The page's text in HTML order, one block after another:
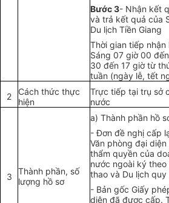
Bước 3- Nhận kết
và trả kết quả của
Du lịch Tiền Giang
Thời gian tiếp
Sáng 07 giờ 00 đến
30 đến 17 giờ từ
tuần (ngày lễ, tết
2
Cách thức thực
hiện
Trực tiếp tại trụ sở
nước
3
Thành phần, số
lượng hồ sơ
a) Thành phần hồ
- Đơn đề nghị cấp
Văn phòng đại
thẩm quyền của
nước ngoài ký theo
thao và Du lịch quy
- Bản gốc Giấy
diện đã được cấp.